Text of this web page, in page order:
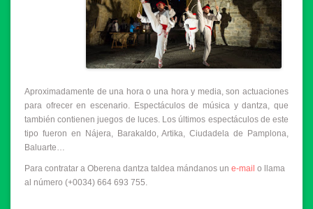
Aproximadamente de una hora o una hora y media, son actuaciones
para ofrecer en escenario. Espectáculos de música y dantza, que
también contienen juegos de luces. Los últimos espectáculos de este
tipo fueron en Nájera, Barakaldo, Artika, Ciudadela de Pamplona,
Baluarte…
Para contratar a Oberena dantza taldea mándanos un e-mail o llama
al número (+0034) 664 693 755.